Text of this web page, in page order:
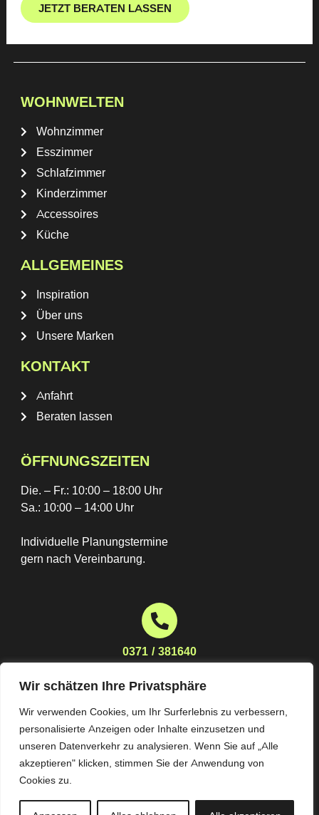
Wir schätzen Ihre Privatsphäre
Wir verwenden Cookies, um Ihr Surferlebnis zu verbessern,
personalisierte Anzeigen oder Inhalte einzusetzen und
unseren Datenverkehr zu analysieren. Wenn Sie auf „Alle
akzeptieren" klicken, stimmen Sie der Anwendung von
Cookies zu.
JETZT BERATEN LASSEN
WOHNWELTEN
Wohnzimmer
Esszimmer
Schlafzimmer
Kinderzimmer
Accessoires
Küche
ALLGEMEINES
Inspiration
Über uns
Unsere Marken
KONTAKT
Anfahrt
Beraten lassen
ÖFFNUNGSZEITEN
Die. – Fr.: 10:00 – 18:00 Uhr
Sa.: 10:00 – 14:00 Uhr
Individuelle Planungstermine
gern nach Vereinbarung.
0371 / 381640
planung@moebelhaus-stoeckert.de